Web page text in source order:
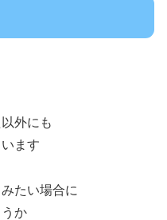
外にも
ます
たい場合に
か